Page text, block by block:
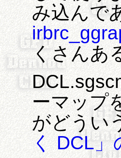
み込んで
くさんあ
ーマップ
がどうい
く DCL」